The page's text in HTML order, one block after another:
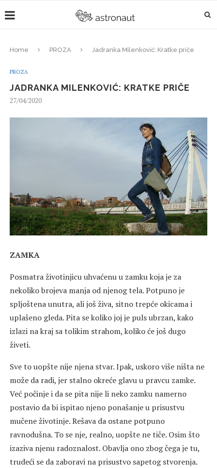
Home PROZA Jadranka Milenković: Kratke priče
PROZA
JADRANKA MILENKOVIĆ: KRATKE PRIČE
27/04/2020
ZAMKA
Posmatra životinjicu uhvaćenu u zamku koja je za
nekoliko brojeva manja od njenog tela. Potpuno je
spljoštena unutra, ali još živa, sitno trepće okicama i
uplašeno gleda. Pita se koliko joj je puls ubrzan, kako
izlazi na kraj sa tolikim strahom, koliko će još dugo
živeti.
Sve to uopšte nije njena stvar. Ipak, uskoro više ništa ne
može da radi, jer stalno okreće glavu u pravcu zamke.
Već počinje i da se pita nije li neko zamku namerno
postavio da bi ispitao njeno ponašanje u prisustvu
mučene životinje. Rešava da ostane potpuno
ravnodušna. To se nje, realno, uopšte ne tiče. Osim što
izaziva njenu radoznalost. Obavlja ono zbog čega je tu,
trudeći se da zaboravi na prisustvo sapetog stvorenja.